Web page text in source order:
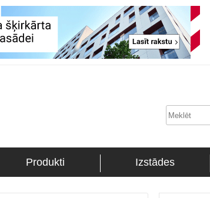
Produkti Izstādes